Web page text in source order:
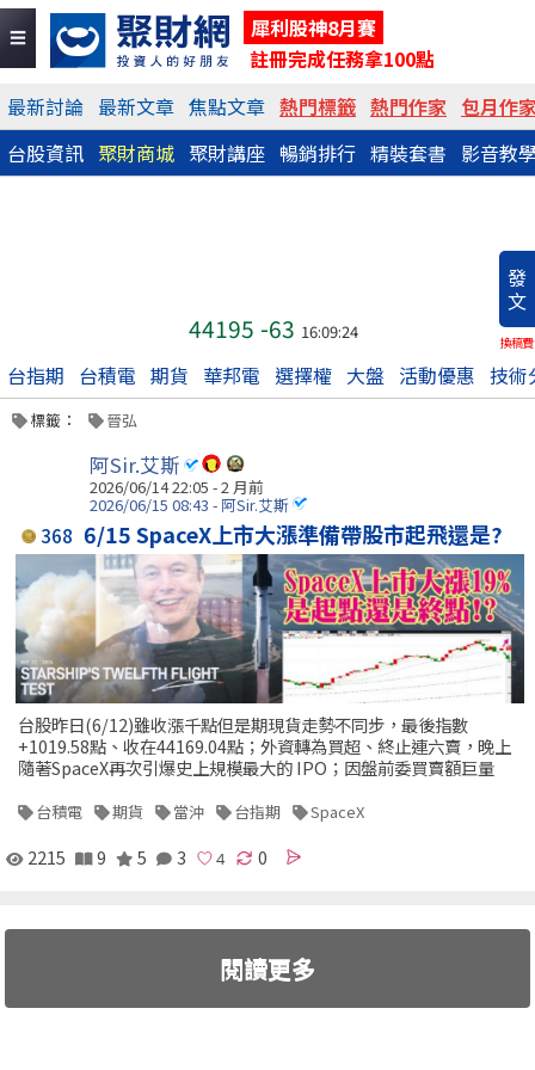
犀利股神8月賽
註冊完成任務拿100點
最新討論 最新文章 焦點文章 熱門標籤 熱門作家 包月作
台股資訊 聚財商城 聚財講座 暢銷排行 精裝套書 影音教
發
文
換稿費
44195 -63 16:09:24
台指期 台積電 期貨 華邦電 選擇權 大盤 活動優惠 技術
標籤： 晉弘
阿Sir.艾斯
2026/06/14 22:05 - 2 月前
2026/06/15 08:43 - 阿Sir.艾斯
368 6/15 SpaceX上市大漲準備帶股市起飛還是?
台股昨日(6/12)雖收漲千點但是期現貨走勢不同步，最後指數
+1019.58點、收在44169.04點；外資轉為買超、終止連六賣，晚上
隨著SpaceX再次引爆史上規模最大的 IPO；因盤前委買賣額巨量
台積電 期貨 當沖 台指期 SpaceX
2215 9 5 3 0
閱讀更多